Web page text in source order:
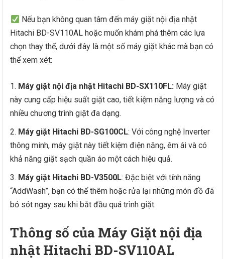
Nếu bạn không quan tâm đến máy giặt nội địa nhật
Hitachi BD-SV110AL hoặc muốn khám phá thêm các lựa
chọn thay thế, dưới đây là một số máy giặt khác mà bạn có
thể xem xét:
Máy giặt nội địa nhật Hitachi BD-SX110FL: Máy giặt
này cung cấp hiệu suất giặt cao, tiết kiệm năng lượng và có
nhiều chương trình giặt đa dạng.
Máy giặt Hitachi BD-SG100CL: Với công nghệ Inverter
thông minh, máy giặt này tiết kiệm điện năng, êm ái và có
khả năng giặt sạch quần áo một cách hiệu quả.
Máy giặt Hitachi BD-V3500L: Đặc biệt với tính năng
“AddWash”, bạn có thể thêm hoặc rửa lại những món đồ đã
bỏ sót ngay sau khi bắt đầu quá trình giặt.
Thông số của Máy Giặt nội địa
nhật Hitachi BD-SV110AL